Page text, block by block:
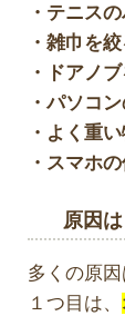
・テニス
・雑巾を
・ドアノ
・パソコ
・よく重
・スマホ
原因は
多くの原因
１つ目は、